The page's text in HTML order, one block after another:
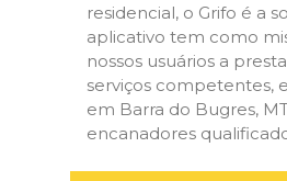
residencial, o Grifo é a
aplicativo tem como
nossos usuários a
serviços competentes,
em Barra do Bugres,
encanadores